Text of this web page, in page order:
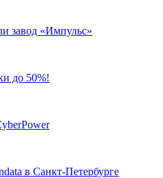
завод «Импульс»
до 50%!
в Санкт-Петербурге